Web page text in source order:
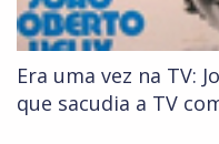
Era uma vez na TV:
que sacudia a TV